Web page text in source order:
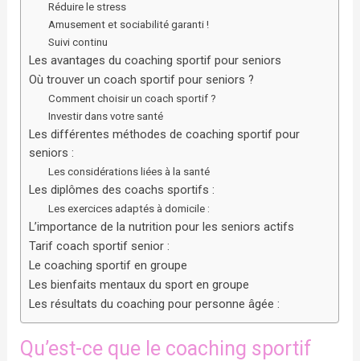
Réduire le stress
Amusement et sociabilité garanti !
Suivi continu
Les avantages du coaching sportif pour seniors
Où trouver un coach sportif pour seniors ?
Comment choisir un coach sportif ?
Investir dans votre santé
Les différentes méthodes de coaching sportif pour
seniors :
Les considérations liées à la santé
Les diplômes des coachs sportifs :
Les exercices adaptés à domicile :
L’importance de la nutrition pour les seniors actifs
Tarif coach sportif senior :
Le coaching sportif en groupe
Les bienfaits mentaux du sport en groupe
Les résultats du coaching pour personne âgée :
Qu’est-ce que le coaching sportif